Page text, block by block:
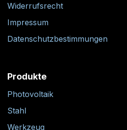
Widerrufsrecht
Impressum
Datenschutzbestimmungen
Produkte
Photovoltaik
Stahl
Werkzeug